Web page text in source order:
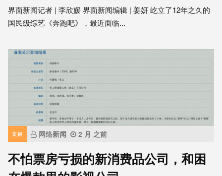
界面新闻记者 | 李欣媛 界面新闻编辑 | 姜妍 屹立了12年之久的
国民级综艺《奔跑吧》，最近面临...
文娱 网络新闻 2 月 之前
不怕票房亏损的新消费品公司，和困